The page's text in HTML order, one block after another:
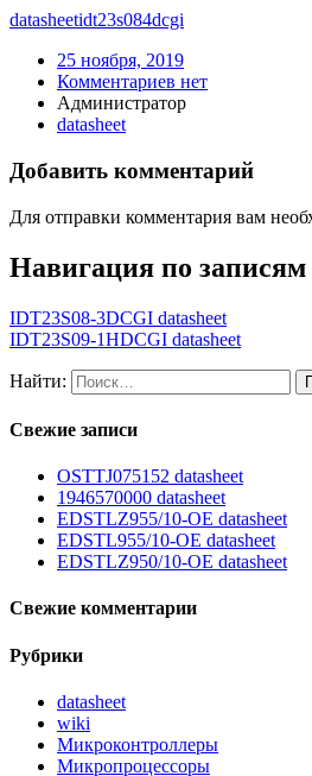
datasheetidt23s084dcgi
25 ноября, 2019
Комментариев нет
Администратор
datasheet
Добавить комментарий
Для отправки комментария вам
Навигация по записям
IDT23S08-3DCGI datasheet
IDT23S09-1HDCGI datasheet
Найти:
Свежие записи
OSTTJ075152 datasheet
1946570000 datasheet
EDSTLZ955/10-OE datasheet
EDSTL955/10-OE datasheet
EDSTLZ950/10-OE datasheet
Свежие комментарии
Рубрики
datasheet
wiki
Микроконтроллеры
Микропроцессоры